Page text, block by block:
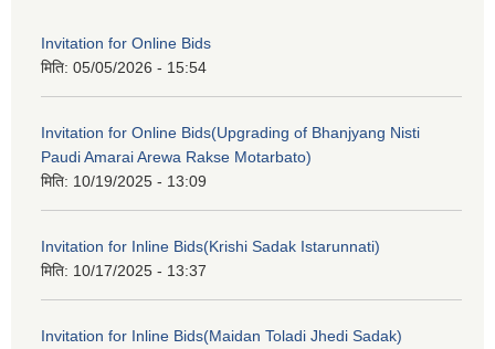
Invitation for Online Bids
मिति: 05/05/2026 - 15:54
Invitation for Online Bids(Upgrading of Bhanjyang Nisti
Paudi Amarai Arewa Rakse Motarbato)
मिति: 10/19/2025 - 13:09
Invitation for Inline Bids(Krishi Sadak Istarunnati)
मिति: 10/17/2025 - 13:37
Invitation for Inline Bids(Maidan Toladi Jhedi Sadak)